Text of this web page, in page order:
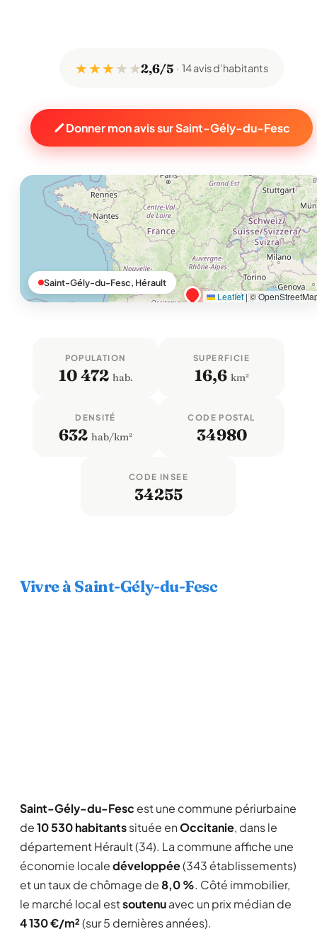
★ ★ ★★ ★2,6/5 14 avis d'habitants
Donner mon avis sur Saint-Gély-du-Fesc
Leaflet|©
Saint-Gély-du-Fesc, Hérault
POPULATION
10 472 hab.
SUPERFICIE
16,6 km²
DENSITÉ
632 hab/km²
CODE POSTAL
34980
CODE INSEE
34255
Vivre à Saint-Gély-du-Fesc
Saint-Gély-du-Fesc est une commune périurbaine
de10 530 habitantssituée enOccitanie, dans le
département Hérault (34). La commune affiche une
économie localedéveloppée(343 établissements)
et un taux de chômage de8,0 %. Côté immobilier,
le marché local estsoutenuavec un prix médian de
4 130 €/m²(sur 5 dernières années).